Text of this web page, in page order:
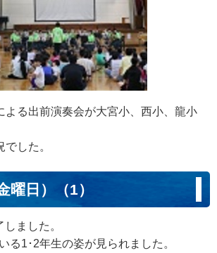
よる出前演奏会が大宮小、西小、龍小
した。
曜日）（1）
ました。
る1･2年生の姿が見られました。